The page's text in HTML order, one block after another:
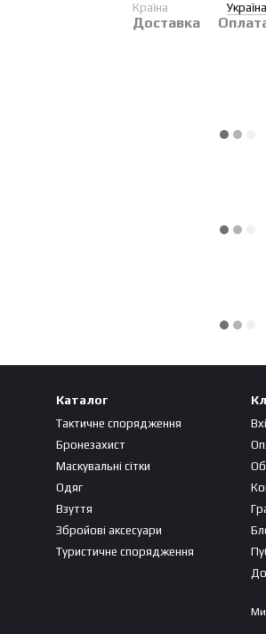
Країна
Україна
Доставка
Каталог
Тактичне спорядження
Бронезахист
Маскувальні сітки
Одяг
Взуття
Збройові аксесуари
Туристичне спорядження
Ми